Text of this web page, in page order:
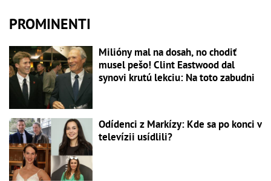
PROMINENTI
Milióny mal na dosah, no chodiť
musel pešo! Clint Eastwood dal
synovi krutú lekciu: Na toto zabudni
Odídenci z Markízy: Kde sa po konci v
televízii usídlili?